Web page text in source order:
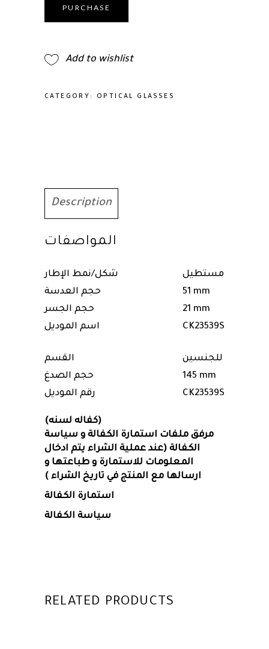
كلاين
بإطار
الأسيتات
PURCHASE
Add to wishlist
CATEGORY:OPTICAL GLASSES
Description
المواصفات
شكل/نمط الإطار
مستطيل
حجم العدسة
51 mm
حجم الجسر
21 mm
اسم الموديل
CK23539S
القسم
للجنسين
حجم الصدغ
145 mm
رقم الموديل
CK23539S
(كفاله لسنه)
مرفق ملفات استمارة الكفالة و سياسة
الكفالة (عند عملية الشراء يتم ادخال
المعلومات للاستمارة و طباعتها و
ارسالها مع المنتج في تاريخ الشراء )
استمارة الكفالة
سياسة الكفالة
RELATED PRODUCTS